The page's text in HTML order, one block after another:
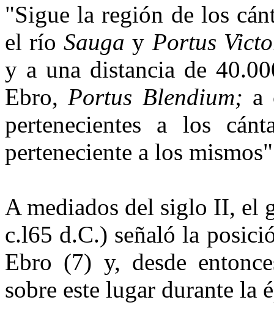
"Sigue la región de los
el río Sauga y Portus
y a una distancia de
Ebro, Por­tus Blendium; a
pertenecien­tes a los
perteneciente a los
A mediados del siglo II, el
c.l65 d.C.) señaló la
Ebro (7) y, desde
sobre este lugar durante la